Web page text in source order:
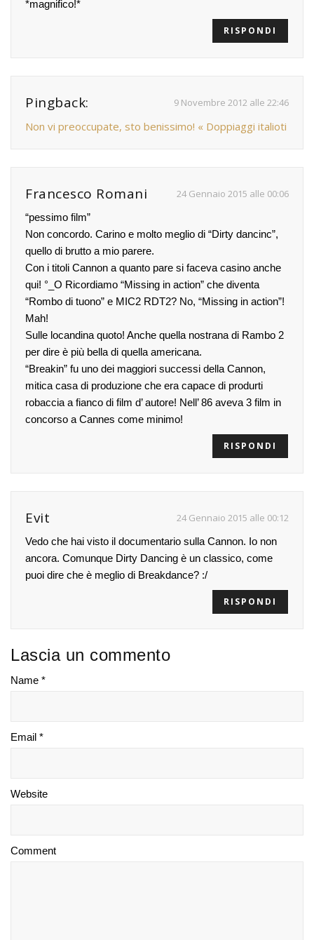
*magnifico!*
RISPONDI
Pingback: 9 Novembre 2012 alle 22:46
Non vi preoccupate, sto benissimo! « Doppiaggi italioti
Francesco Romani 24 Gennaio 2015 alle 00:06
“pessimo film”
Non concordo. Carino e molto meglio di “Dirty dancinc”,
quello di brutto a mio parere.
Con i titoli Cannon a quanto pare si faceva casino anche
qui! °_O Ricordiamo “Missing in action” che diventa
“Rombo di tuono” e MIC2 RDT2? No, “Missing in action”!
Mah!
Sulle locandina quoto! Anche quella nostrana di Rambo 2
per dire è più bella di quella americana.
“Breakin” fu uno dei maggiori successi della Cannon,
mitica casa di produzione che era capace di produrti
robaccia a fianco di film d’ autore! Nell’ 86 aveva 3 film in
concorso a Cannes come minimo!
RISPONDI
Evit 24 Gennaio 2015 alle 00:12
Vedo che hai visto il documentario sulla Cannon. Io non
ancora. Comunque Dirty Dancing è un classico, come
puoi dire che è meglio di Breakdance? :/
RISPONDI
Lascia un commento
Name *
Email *
Website
Comment